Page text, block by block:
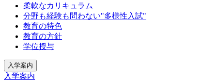
柔軟なカリキュラム
分野も経験も問わない"多様性入試"
教育の特色
教育の方針
学位授与
入学案内
入学案内